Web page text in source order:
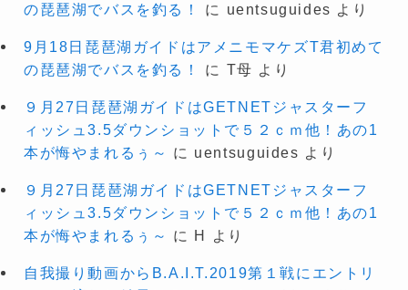
の琵琶湖でバスを釣る！
に uentsuguides より
9月18日琵琶湖ガイドはアメニモマケズT君初めて
の琵琶湖でバスを釣る！
に T母 より
９月27日琵琶湖ガイドはGETNETジャスターフ
ィッシュ3.5ダウンショットで５２ｃｍ他！あの1
本が悔やまれるぅ～
に uentsuguides より
９月27日琵琶湖ガイドはGETNETジャスターフ
ィッシュ3.5ダウンショットで５２ｃｍ他！あの1
本が悔やまれるぅ～
に H より
自我撮り動画からB.A.I.T.2019第１戦にエントリ